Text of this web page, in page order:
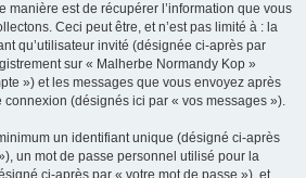
manière est de récupérer l’information que vous
Ceci peut être, et n’est pas limité à : la
qu’utilisateur invité (désignée ci-après par
sur « Malherbe Normandy Kop »
») et les messages que vous envoyez après
connexion (désignés ici par « vos messages »).
un identifiant unique (désigné ci-après
un mot de passe personnel utilisé pour la
ci-après par « votre mot de passe »), et